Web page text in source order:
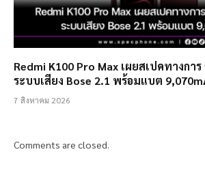
Redmi K100 Pro Max เผยสเปคทางการ
ระบบเสียง Bose 2.1 พร้อมแบต
7 สิงหาคม 2026
Comments are closed.